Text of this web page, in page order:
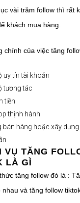
vài trăm follow thì rất
khách mua hàng.
chính của việc tăng
uy tín tài khoản
tương tác
tiền
thịnh hành
bán hàng hoặc xây
VỤ TĂNG
LÀ GÌ
tăng follow đó là :
nhau và tăng follow